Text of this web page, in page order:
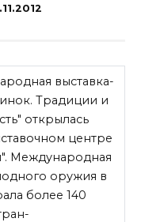
выставка-
Традиции и
открылась
центре
Международная
оружия в
более 140